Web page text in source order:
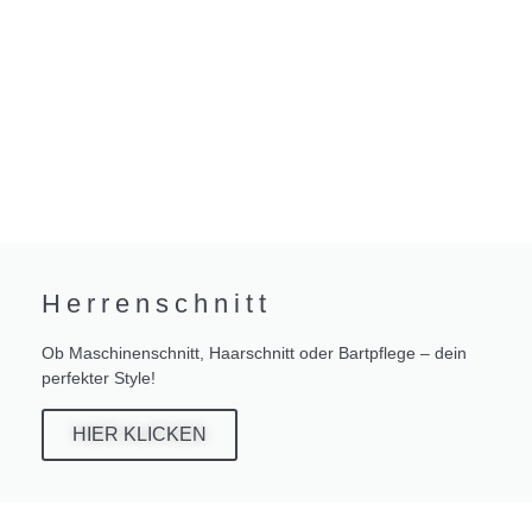
Herrenschnitt
Ob Maschinenschnitt, Haarschnitt oder Bartpflege – dein
perfekter Style!
HIER KLICKEN